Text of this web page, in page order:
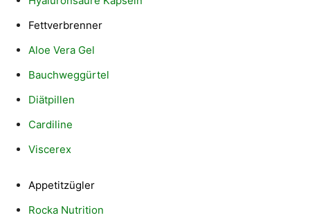
Fettverbrenner
Aloe Vera Gel
Bauchweggürtel
Diätpillen
Cardiline
Viscerex
Appetitzügler
Rocka Nutrition